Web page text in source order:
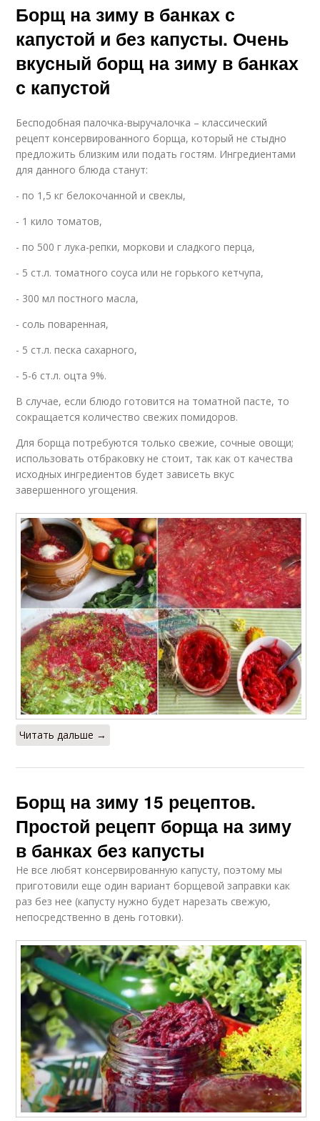
Борщ на зиму в банках с
капустой и без капусты. Очень
вкусный борщ на зиму в банках
с капустой
Бесподобная палочка-выручалочка – классический
рецепт консервированного борща, который не стыдно
предложить близким или подать гостям. Ингредиентами
для данного блюда станут:
- по 1,5 кг белокочанной и свеклы,
- 1 кило томатов,
- по 500 г лука-репки, моркови и сладкого перца,
- 5 ст.л. томатного соуса или не горького кетчупа,
- 300 мл постного масла,
- соль поваренная,
- 5 ст.л. песка сахарного,
- 5-6 ст.л. оцта 9%.
В случае, если блюдо готовится на томатной пасте, то
сокращается количество свежих помидоров.
Для борща потребуются только свежие, сочные овощи;
использовать отбраковку не стоит, так как от качества
исходных ингредиентов будет зависеть вкус
завершенного угощения.
Читать дальше →
Борщ на зиму 15 рецептов.
Простой рецепт борща на зиму
в банках без капусты
Не все любят консервированную капусту, поэтому мы
приготовили еще один вариант борщевой заправки как
раз без нее (капусту нужно будет нарезать свежую,
непосредственно в день готовки).